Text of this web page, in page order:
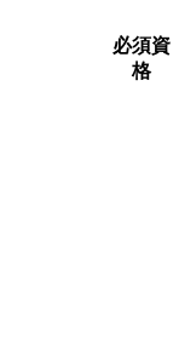
必須資
格